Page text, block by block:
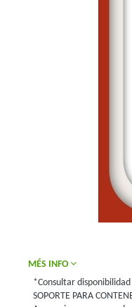
MÉS INFO
*Consultar disponibilidad
SOPORTE PARA